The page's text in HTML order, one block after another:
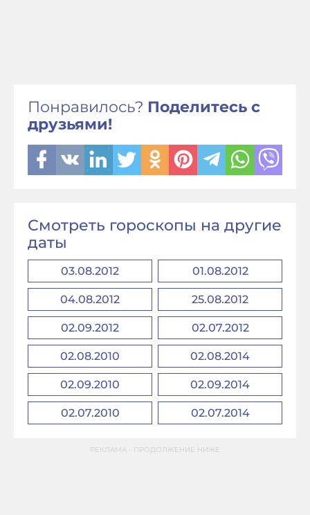
Понравилось? Поделитесь с
друзьями!
Смотреть гороскопы на другие
даты
03.08.2012 01.08.2012
04.08.2012 25.08.2012
02.09.2012 02.07.2012
02.08.2010 02.08.2014
02.09.2010 02.09.2014
02.07.2010 02.07.2014
РЕКЛАМА - ПРОДОЛЖЕНИЕ НИЖЕ